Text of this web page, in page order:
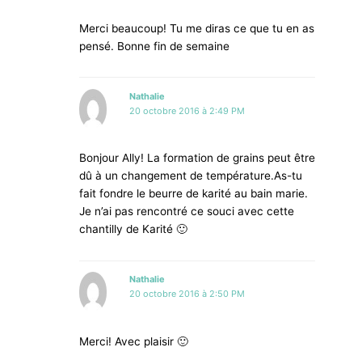
Merci beaucoup! Tu me diras ce que tu en as
pensé. Bonne fin de semaine
Nathalie
20 octobre 2016 à 2:49 PM
Bonjour Ally! La formation de grains peut être
dû à un changement de température.As-tu
fait fondre le beurre de karité au bain marie.
Je n’ai pas rencontré ce souci avec cette
chantilly de Karité 🙂
Nathalie
20 octobre 2016 à 2:50 PM
Merci! Avec plaisir 🙂